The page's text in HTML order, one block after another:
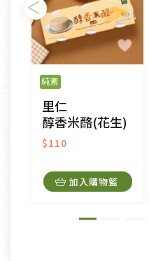
不適用七天鑑賞期商品：
以數位或電磁紀錄形式
之商品、以及性質上無
CD、VCD、DVD、電
接受原片換新。
衣飾鞋類-如T恤，如於
美容保養用品、內衣褲
內衣褲、襪子、口罩個
外,依據《通訊交易解除
純素
里仁
醇香米酪(花生)
$110
加入購物籃